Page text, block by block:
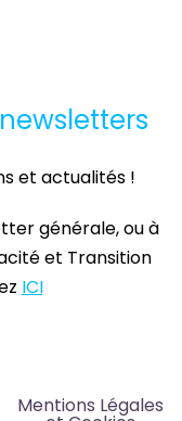
et actualités !
générale, ou à
et Transition
ICI
Mentions Légales